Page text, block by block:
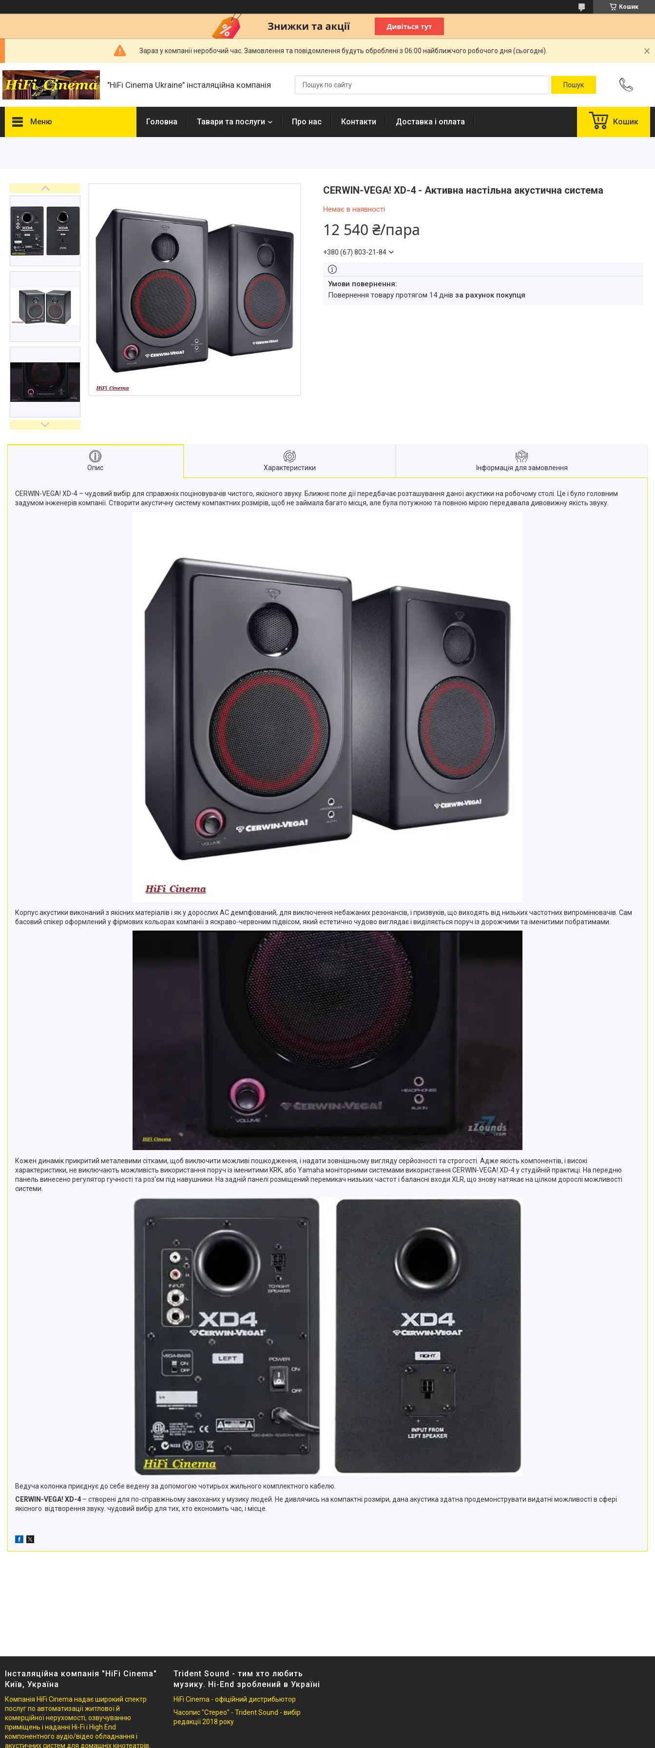
Кошик
Зараз у компанії неробочий час. Замовлення та повідомлення будуть оброблені з 06:00 найближчого робочого дня (сьогодні).
"HiFi Cinema Ukraine" інсталяційна компанія
Меню
Презентації і документи
Про нас
Сертифікати і ліцензії
Відгуки
Доставка і оплата
Головна Тавари та послуги Про нас Контакти Доставка і оплата Кошик
CERWIN-VEGA! XD-4 - Активна настільна акустична система
Немає в наявності
12 540 ₴/пара
+380 (67) 803-21-84
повернення товару протягом 14 днів за рахунок покупця
Опис Характеристики Інформація для замовлення
CERWIN-VEGA! XD-4 – чудовий вибір для справжніх поціновувачів чистого, якісного звуку. Ближнє поле дії передбачає розташування даної акустики на робочому столі. Це і було головним
задумом інженерів компанії. Створити акустичну систему компактних розмірів, щоб не займала багато місця, але була потужною та повною мірою передавала дивовижну якість звуку.
Корпус акустики виконаний з якісних матеріалів і як у дорослих АС демпфований, для виключення небажаних резонансів, і призвуків, що виходять від низьких частотних випромінювачів. Сам
басовий спікер оформлений у фірмових кольорах компанії з яскраво-червоним підвісом, який естетично чудово виглядає і виділяється поруч із дорожчими та іменитими побратимами.
Кожен динамік прикритий металевими сітками, щоб виключити можливі пошкодження, і надати зовнішньому вигляду серйозності та строгості. Адже якість компонентів, і високі
характеристики, не виключають можливість використання поруч із іменитими KRK, або Yamaha моніторними системами використання CERWIN-VEGA! XD-4 у студійній практиці. На передню
панель винесено регулятор гучності та роз'єм під навушники. На задній панелі розміщений перемикач низьких частот і балансні входи XLR, що знову натякає на цілком дорослі можливості
системи.
Ведуча колонка приєднує до себе ведену за допомогою чотирьох жильного комплектного кабелю.
CERWIN-VEGA! XD-4 – створені для по-справжньому закоханих у музику людей. Не дивлячись на компактні розміри, дана акустика здатна продемонструвати видатні можливості в сфері
якісного відтворення звуку. чудовий вибір для тих, хто економить час, і місце.
Інсталяційна компанія "HiFi Cinema"
Київ, Україна
Компанія HiFi Cinema надає широкий спектр
послуг по автоматизації житлової й
комерційної нерухомості, озвучуванню
приміщень і наданні Hi-Fi і High End
компонентного аудіо/відео обладнання і
акустичних систем для домашніх кінотеатрів.
Trident Sound - тим хто любить
музику. Hi-End зроблений в Україні
HiFi Cinema - офіційний дистрибьютор
Часопис "Стерео" - Trident Sound - вибір
редакції 2018 року